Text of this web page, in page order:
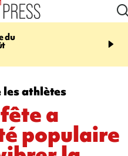
du
14:23
massif de migrants, la
les athlètes
a
populaire